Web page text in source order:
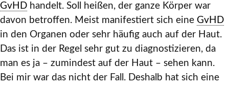
GvHD handelt. Soll heißen, der ganze Körper war
davon betroffen. Meist manifestiert sich eine GvHD
in den Organen oder sehr häufig auch auf der Haut.
Das ist in der Regel sehr gut zu diagnostizieren, da
man es ja – zumindest auf der Haut – sehen kann.
Bei mir war das nicht der Fall. Deshalb hat sich eine